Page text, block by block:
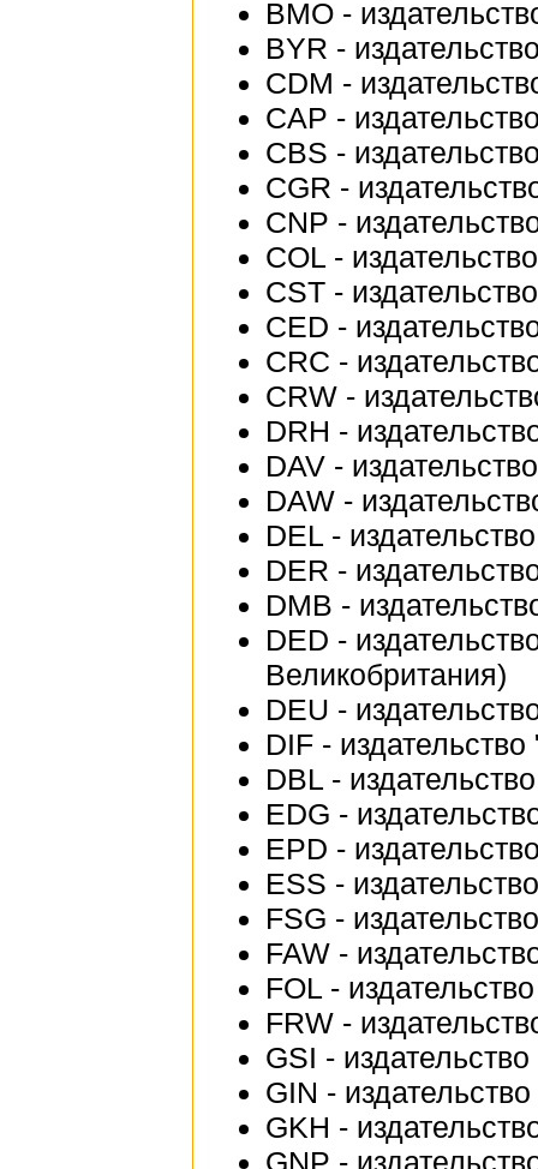
BMO -
BYR -
CDM -
CAP -
CBS -
CGR -
CNP -
COL -
CST -
CED -
CRC -
CRW -
DRH -
DAV -
DAW -
DEL -
DER -
DMB -
DED -
Великобритания)
DEU -
DIF -
DBL -
EDG -
EPD -
ESS -
FSG -
FAW -
FOL -
FRW -
GSI -
GIN -
GKH -
GNP -